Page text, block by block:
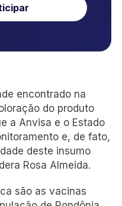
encontrado na
do produto
a Anvisa e o Estado
e, de fato,
deste insumo
Rosa Almeida.
são as vacinas